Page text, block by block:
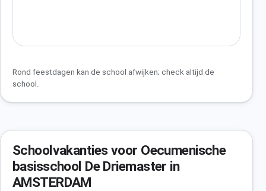
Rond feestdagen kan de school afwijken; check altijd de
school.
Schoolvakanties voor Oecumenische
basisschool De Driemaster in
AMSTERDAM